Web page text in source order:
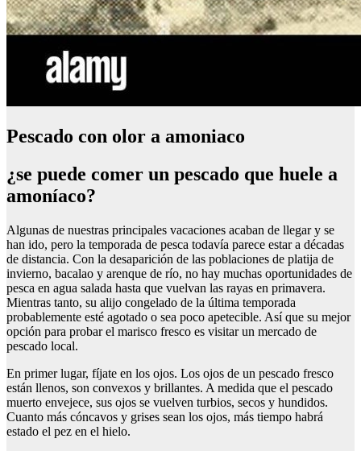
Pescado con olor a amoniaco
¿se puede comer un pescado que huele a
amoníaco?
Algunas de nuestras principales vacaciones acaban de llegar y se
han ido, pero la temporada de pesca todavía parece estar a décadas
de distancia. Con la desaparición de las poblaciones de platija de
invierno, bacalao y arenque de río, no hay muchas oportunidades de
pesca en agua salada hasta que vuelvan las rayas en primavera.
Mientras tanto, su alijo congelado de la última temporada
probablemente esté agotado o sea poco apetecible. Así que su mejor
opción para probar el marisco fresco es visitar un mercado de
pescado local.
En primer lugar, fíjate en los ojos. Los ojos de un pescado fresco
están llenos, son convexos y brillantes. A medida que el pescado
muerto envejece, sus ojos se vuelven turbios, secos y hundidos.
Cuanto más cóncavos y grises sean los ojos, más tiempo habrá
estado el pez en el hielo.